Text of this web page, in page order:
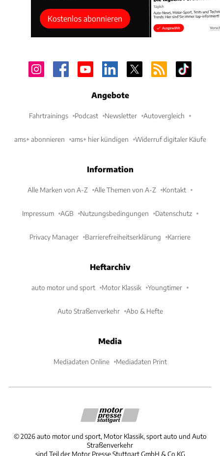
Kostenlos abonnieren
Angebote
Fahrtrainings Podcast Newsletter Autovergleich
ams+ abonnieren ams+ hier kündigen Widerruf digitaler Käufe
Information
Alle Marken von A-Z Alle Themen von A-Z Kontakt
Impressum AGB Nutzungsbedingungen Datenschutz
Privacy Manager Barrierefreiheitserklärung Karriere
Heftarchiv
auto motor und sport Motor Klassik Youngtimer
Auto Straßenverkehr Abo & Hefte
Media
Mediadaten Online Mediadaten Print
©2026 auto motor und sport, Motor Klassik, sport auto und Auto
Straßenverkehr
sind Teil der Motor Presse Stuttgart GmbH & Co.KG